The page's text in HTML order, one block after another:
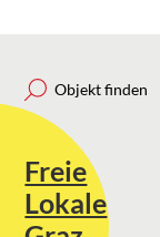
Objekt finden
Freie
Lokale